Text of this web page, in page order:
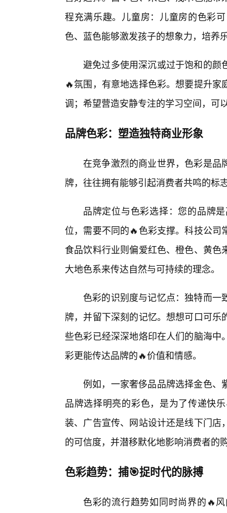
程充满乐趣。儿童房：儿童房的色彩
色、蓝色能够激发孩子的想象力，培养
避免过多使用深沉或过于饱和的颜
🔥氛围，有意地选择色彩。想要提升
调；希望营造安静专注的学习空间，可
品牌色彩：塑造独特商业形象
在竞争激烈的商业世界，色彩是品
牌，往往拥有能够引起消费者共鸣的标
品牌定位与色彩选择：您的品牌
位，需要不同的🔥色彩支撑。科技公
食品饮料行业则偏爱红色、橙色、黄
大地色系来传达自然与可持续的理念。
色彩的识别度与记忆点：独特而一
牌，并留下深刻的记忆。想想可口可
些色彩已经深深地烙印在人们的脑海
彩更能传达品牌的🔥价值和情感。
例如，一家奢侈品品牌选择金色、
品牌选择明亮的彩色，是为了传递快
装、广告宣传、网站设计还是线下门
的可信度，并潜移默化地影响消费者的
色彩趋势：捕🎯捉时代的脉搏
色彩的流行趋势如同时尚界的🔥